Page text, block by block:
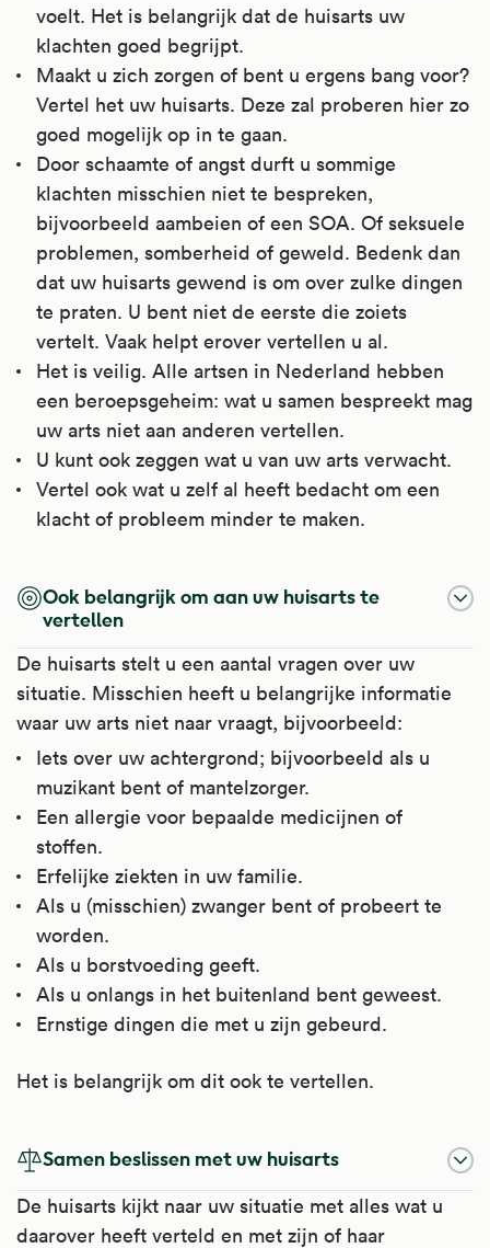
voelt. Het is belangrijk dat de huisarts uw
klachten goed begrijpt.
Maakt u zich zorgen of bent u ergens bang voor?
Vertel het uw huisarts. Deze zal proberen hier zo
goed mogelijk op in te gaan.
Door schaamte of angst durft u sommige
klachten misschien niet te bespreken,
bijvoorbeeld aambeien of een SOA. Of seksuele
problemen, somberheid of geweld. Bedenk dan
dat uw huisarts gewend is om over zulke dingen
te praten. U bent niet de eerste die zoiets
vertelt. Vaak helpt erover vertellen u al.
Het is veilig. Alle artsen in Nederland hebben
een beroepsgeheim: wat u samen bespreekt mag
uw arts niet aan anderen vertellen.
U kunt ook zeggen wat u van uw arts verwacht.
Vertel ook wat u zelf al heeft bedacht om een
klacht of probleem minder te maken.
Ook belangrijk om aan uw huisarts te
vertellen
De huisarts stelt u een aantal vragen over uw
situatie. Misschien heeft u belangrijke informatie
waar uw arts niet naar vraagt, bijvoorbeeld:
Iets over uw achtergrond; bijvoorbeeld als u
muzikant bent of mantelzorger.
Een allergie voor bepaalde medicijnen of
stoffen.
Erfelijke ziekten in uw familie.
Als u (misschien) zwanger bent of probeert te
worden.
Als u borstvoeding geeft.
Als u onlangs in het buitenland bent geweest.
Ernstige dingen die met u zijn gebeurd.
Het is belangrijk om dit ook te vertellen.
Samen beslissen met uw huisarts
De huisarts kijkt naar uw situatie met alles wat u
daarover heeft verteld en met zijn of haar